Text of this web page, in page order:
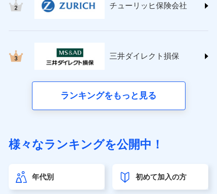
(https://www.nisshinfire.co.jp/)
(https://www.petfamilyins.co.jp/)
ins.com/)
三井ダイレクト損害保険株式会社
（https://www.sonylife.co.jp）
第一ネオ生命保険株式会社（https://neofirst.co.jp/）
大樹生命保険株式会社（https://www.taiju-life.co.jp）
チューリッヒ保険会社
三井ダイレクト損保
ランキングをもっと見る
様々なランキングを公開中！
年代別 初めて加入の方